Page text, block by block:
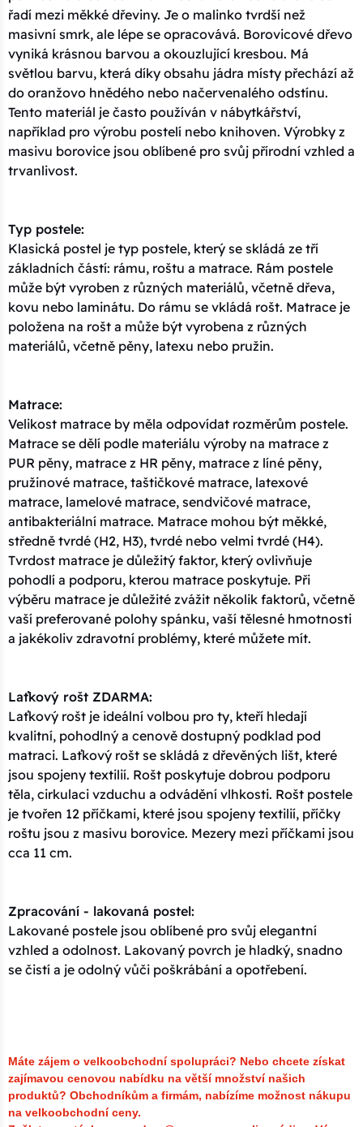
řadí mezi měkké dřeviny. Je o malinko tvrdší než
masivní smrk, ale lépe se opracovává. Borovicové dřevo
vyniká krásnou barvou a okouzlující kresbou. Má
světlou barvu, která díky obsahu jádra místy přechází až
do oranžovo hnědého nebo načervenalého odstínu.
Tento materiál je často používán v nábytkářství,
například pro výrobu postelí nebo knihoven. Výrobky z
masivu borovice jsou oblíbené pro svůj přírodní vzhled a
trvanlivost.
Typ postele:
Klasická postel je typ postele, který se skládá ze tří
základních částí: rámu, roštu a matrace. Rám postele
může být vyroben z různých materiálů, včetně dřeva,
kovu nebo laminátu. Do rámu se vkládá rošt. Matrace je
položena na rošt a může být vyrobena z různých
materiálů, včetně pěny, latexu nebo pružin.
Matrace:
Velikost matrace by měla odpovídat rozměrům postele.
Matrace se dělí podle materiálu výroby na matrace z
PUR pěny, matrace z HR pěny, matrace z líné pěny,
pružinové matrace, taštičkové matrace, latexové
matrace, lamelové matrace, sendvičové matrace,
antibakteriální matrace. Matrace mohou být měkké,
středně tvrdé (H2, H3), tvrdé nebo velmi tvrdé (H4).
Tvrdost matrace je důležitý faktor, který ovlivňuje
pohodlí a podporu, kterou matrace poskytuje. Při
výběru matrace je důležité zvážit několik faktorů, včetně
vaší preferované polohy spánku, vaší tělesné hmotnosti
a jakékoliv zdravotní problémy, které můžete mít.
Laťkový rošt ZDARMA:
Laťkový rošt je ideální volbou pro ty, kteří hledají
kvalitní, pohodlný a cenově dostupný podklad pod
matraci. Laťkový rošt se skládá z dřevěných lišt, které
jsou spojeny textilií. Rošt poskytuje dobrou podporu
těla, cirkulaci vzduchu a odvádění vlhkosti. Rošt postele
je tvořen 12 příčkami, které jsou spojeny textilií, příčky
roštu jsou z masivu borovice. Mezery mezi příčkami jsou
cca 11 cm.
Zpracování - lakovaná postel:
Lakované postele jsou oblíbené pro svůj elegantní
vzhled a odolnost. Lakovaný povrch je hladký, snadno
se čistí a je odolný vůči poškrábání a opotřebení.
Máte zájem o velkoobchodní spolupráci? Nebo chcete získat
zajímavou cenovou nabídku na větší množství našich
produktů? Obchodníkům a firmám, nabízíme možnost nákupu
na velkoobchodní ceny.